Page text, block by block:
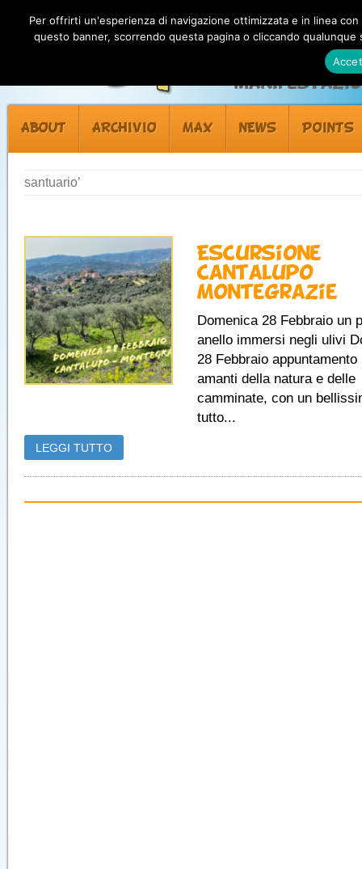
ABOUT ARCHIVIO MAX NEWS POINTS
santuario’
Escursione
Cantalupo –
Montegrazie
Domenica 28 Febbraio un
anello immersi negli ulivi
28 Febbraio appuntamento
amanti della natura e delle
camminate, con un
tutto...
LEGGI TUTTO
Per offrirti un'esperienza di navigazione ottimizzata e in linea
questo banner, scorrendo questa pagina o cliccando